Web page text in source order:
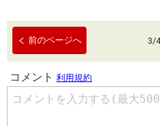
前のページへ 3/4